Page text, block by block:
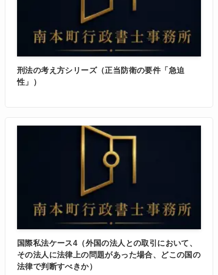
刑法の考え方シリーズ（正当防衛の要件「急迫
性」）
国際私法ケース4（外国の法人との取引において、
その法人に法律上の問題があった場合、どこの国の
法律で判断すべきか）